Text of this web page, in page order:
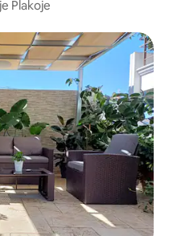
Plakoje